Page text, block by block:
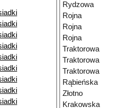
Rydzowa
Rojna
Rojna
Rojna
Traktorowa
Traktorowa
Traktorowa
Rąbieńska
Złotno
Krakowska